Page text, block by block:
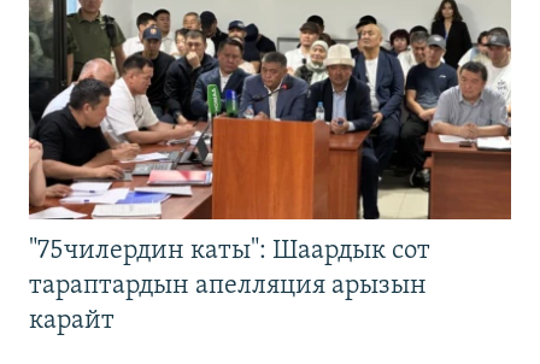
"75чилердин каты": Шаардык сот
тараптардын апелляция арызын
карайт